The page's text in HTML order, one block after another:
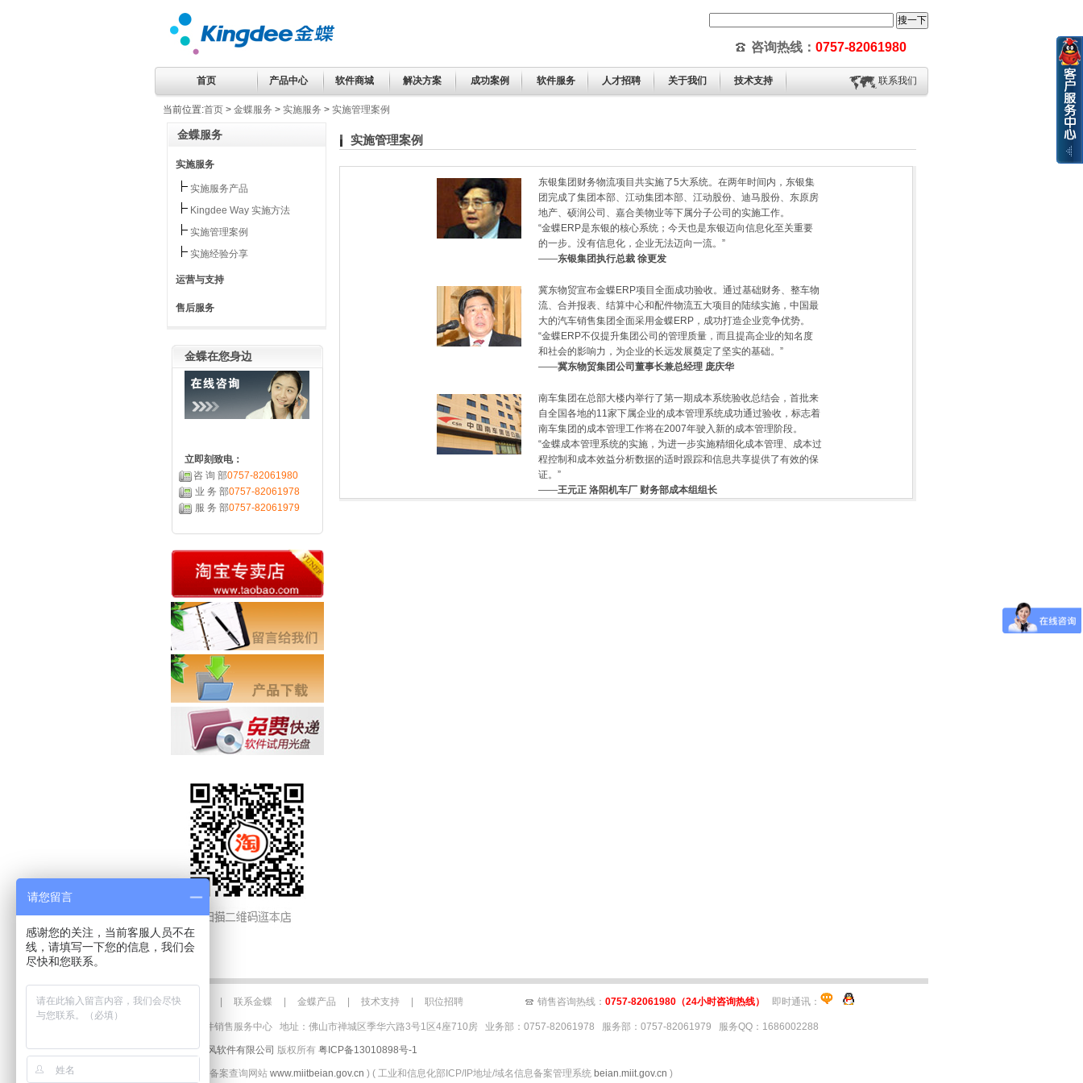
咨询热线： 0757-82061980
首页 产品中心 软件商城 解决方案 成功案例 软件服务 人才招聘 关于我们 技术支持 联系我们
当前位置:首页 > 金蝶服务 > 实施服务 > 实施管理案例
金蝶服务
实施服务
实施服务产品
Kingdee Way 实施方法
实施管理案例
实施经验分享
运营与支持
售后服务
金蝶在您身边
立即刻致电：
咨 询 部0757-82061980
业 务 部0757-82061978
服 务 部0757-82061979
实施管理案例
东银集团财务物流项目共实施了5大系统。在两年时间内，东银集
团完成了集团本部、江动集团本部、江动股份、迪马股份、东原房
地产、硕润公司、嘉合美物业等下属分子公司的实施工作。
“金蝶ERP是东银的核心系统；今天也是东银迈向信息化至关重要
的一步。没有信息化，企业无法迈向一流。”
——东银集团执行总裁 徐更发
冀东物贸宣布金蝶ERP项目全面成功验收。通过基础财务、整车物
流、合并报表、结算中心和配件物流五大项目的陆续实施，中国最
大的汽车销售集团全面采用金蝶ERP，成功打造企业竞争优势。
“金蝶ERP不仅提升集团公司的管理质量，而且提高企业的知名度
和社会的影响力，为企业的长远发展奠定了坚实的基础。”
——冀东物贸集团公司董事长兼总经理 庞庆华
南车集团在总部大楼内举行了第一期成本系统验收总结会，首批来
自全国各地的11家下属企业的成本管理系统成功通过验收，标志着
南车集团的成本管理工作将在2007年驶入新的成本管理阶段。
“金蝶成本管理系统的实施，为进一步实施精细化成本管理、成本过
程控制和成本效益分析数据的适时跟踪和信息共享提供了有效的保
证。”
——王元正 洛阳机车厂 财务部成本组组长
关于金蝶 联系金蝶 金蝶产品 技术支持 职位招聘 销售咨询热线： 0757-82061980 （24小时咨询热线） 即时通讯：
佛山金蝶软件销售服务中心 地址：佛山市禅城区季华六路3号1区4座710房 业务部：0757-82061978 服务部：0757-82061979 服务QQ：1686002288
© 佛山市青风软件有限公司 版权所有 粤ICP备13010898号-1
( ICP工信部备案查询网站 www.miitbeian.gov.cn ) ( 工业和信息化部ICP/IP地址/域名信息备案管理系统 beian.miit.gov.cn )
请您留言
感谢您的关注，当前客服人员不在
线，请填写一下您的信息，我们会
尽快和您联系。